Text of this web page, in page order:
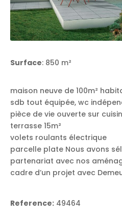
Surface: 850 m²
maison neuve de 100m²
sdb tout équipée, wc
pièce de vie ouverte sur
terrasse 15m²
volets roulants électrique
parcelle plate Nous avons
partenariat avec nos
cadre d’un projet avec
Reference: 49464